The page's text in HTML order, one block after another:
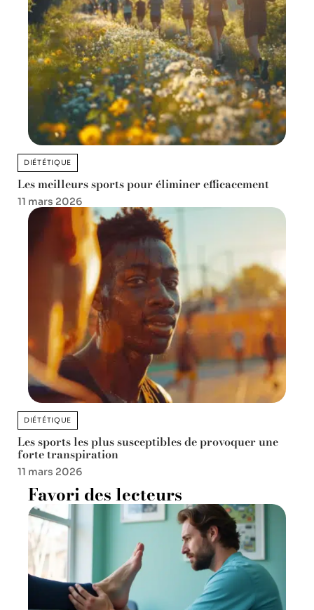
DIÉTÉTIQUE
Les meilleurs sports pour éliminer efficacement
11 mars 2026
DIÉTÉTIQUE
Les sports les plus susceptibles de provoquer une
forte transpiration
11 mars 2026
Favori des lecteurs